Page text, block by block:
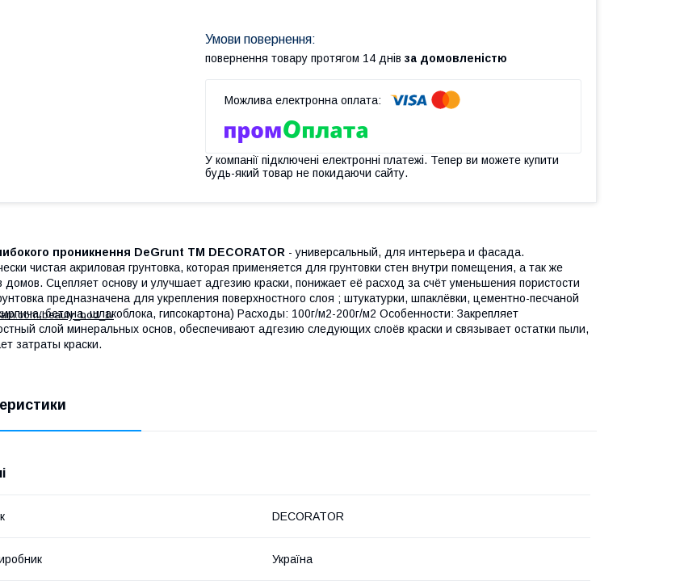
повернення товару протягом 14 днів за домовленістю
У компанії підключені електронні платежі. Тепер ви можете купити
будь-який товар не покидаючи сайту.
проникнення DeGrunt ТМ DECORATOR - универсальный, для интерьера и фасада.
чистая акриловая грунтовка, которая применяется для грунтовки стен внутри помещения, а так же
Сцепляет основу и улучшает адгезию краски, понижает её расход за счёт уменьшения пористости
предназначена для укрепления поверхностного слоя ; штукатурки, шпаклёвки, цементно-песчаной
бетона, шлакоблока, гипсокартона) Расходы: 100г/м2-200г/м2 Особенности: Закрепляет
слой минеральных основ, обеспечивают адгезию следующих слоёв краски и связывает остатки пыли,
затраты краски.
DECORATOR
Україна
beauty_bod_1/